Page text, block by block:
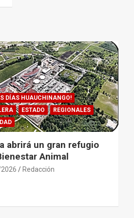
DÍAS HUAUCHINANGO!
ESTADO
REGIONALES
abrirá un gran refugio
Animal
Redacción